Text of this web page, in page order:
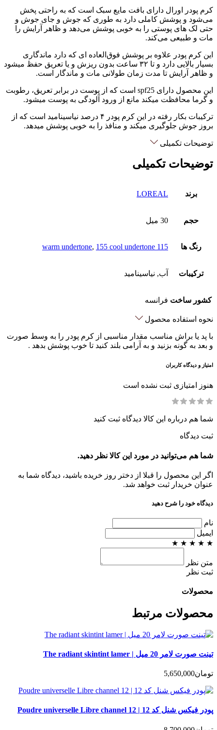
کرم پودر اورال دارای بافت مایع سبک است که به راحتی پخش
می‌شود و پوشش کاملی دارد به طوری که جوش و جای جوش و
حتی لک های پوستی را به خوبی پوشش می‌دهد و ظاهر آرایش را
مات و طبیعی می‌کند.
این کرم پودر علاوه بر پوشش فوق‌العاده ای که دارد ماندگاری
بسیار بالایی دارد و تا ۳۲ ساعت بدون ریزش و یا تعریق حفظ میشود
و ظاهر آرایش تا مدت زمان طولانی مات و ماندگار است.
این محصول دارای spf25 است که از پوست در برابر تعریق، رطوبت
و گرما محافظت میکند مانع از ورود آلودگی به پوست ميشود.
ترکیبات بکار رفته در این کرم پودر ۴ درصد نیاسینامید است که از
بروز جوش جلوگیری میکند و منافذ را به خوبی پوشش میدهد.
توضیحات تکمیلی
توضیحات تکمیلی
برند LOREAL
حجم 30 میل
رنگ ها 115 warm undertone
, 155 cool undertone
ترکیبات آب, نیاسینامید
کشور ساخت فرانسه
نحوه استفاده محصول
با پد یا براش مناسب مقدار مناسبی از کرم پودر را به وسط صورت
و بعد به گونه بزنید و به آرامی بلند کنید تا خوب پوشش بدهد .
امتیاز و دیدگاه کاربران
هنوز امتیازی ثبت نشده است
شما هم درباره این کالا دیدگاه ثبت کنید
ثبت دیدگاه
شما هم می‌توانید در مورد این کالا نظر دهید.
اگر این محصول را قبلا از دختر روز خریده باشید، دیدگاه شما به
عنوان خریدار ثبت خواهد شد.
دیدگاه خود را شرح دهید
نام
ایمیل
★
★
★
★
★
متن نظر
ثبت نظر
محصولات
محصولات مرتبط
تینت صورت لامر 20 میل | The radiant skintint lamer
تومان5,650,000
پودر فیکس شنل کد 12 | Poudre universelle Libre channel 12